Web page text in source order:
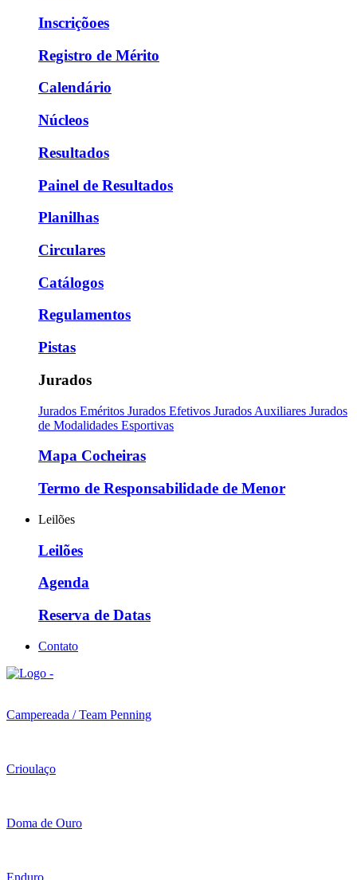
Inscriçõoes
Registro de Mérito
Calendário
Núcleos
Resultados
Painel de Resultados
Planilhas
Circulares
Catálogos
Regulamentos
Pistas
Jurados
Jurados Eméritos Jurados Efetivos Jurados Auxiliares Jurados
de Modalidades Esportivas
Mapa Cocheiras
Termo de Responsabilidade de Menor
Leilões
Leilões
Agenda
Reserva de Datas
Contato
Campereada / Team Penning
Crioulaço
Doma de Ouro
Enduro